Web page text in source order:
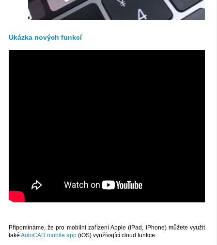
Ukázka nových funkcí
Připomínáme, že pro mobilní zařízení Apple (iPad, iPhone) můžete využít
také AutoCAD mobile app (iOS) využívající cloud funkce.